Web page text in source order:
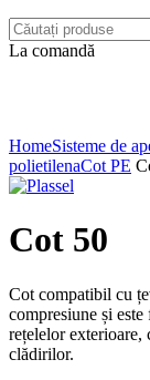
La comandă
HomeSisteme de
polietilenaCot PE
Cot 50
Cot compatibil cu
compresiune și
rețelelor exterioare,
clădirilor.